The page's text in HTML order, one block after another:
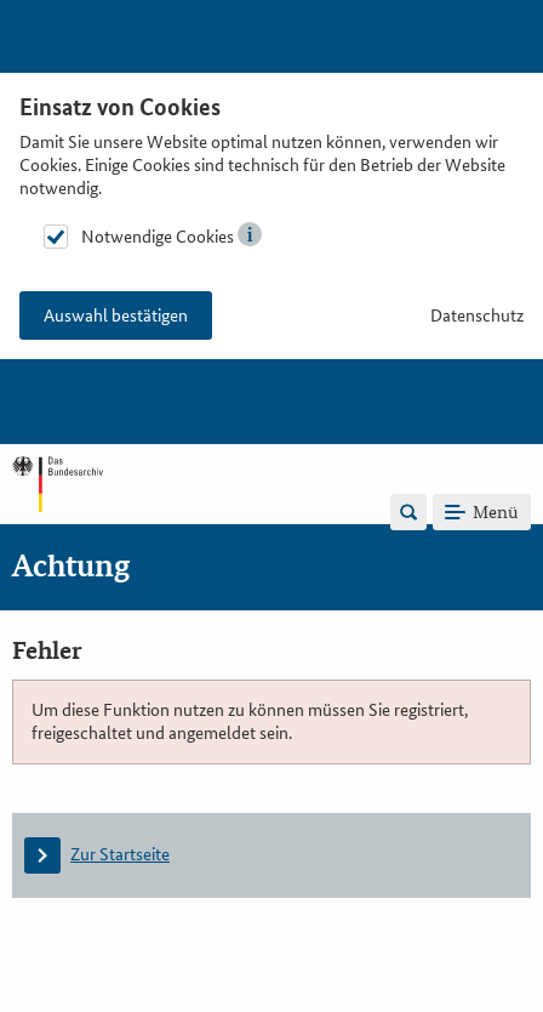
Einsatz von Cookies
Damit Sie unsere Website optimal nutzen können, verwenden wir
Cookies. Einige Cookies sind technisch für den Betrieb der Website
notwendig.
Notwendige Cookies
Auswahl bestätigen Datenschutz
Menü
Achtung
Fehler
Um diese Funktion nutzen zu können müssen Sie registriert,
freigeschaltet und angemeldet sein.
Zur Startseite